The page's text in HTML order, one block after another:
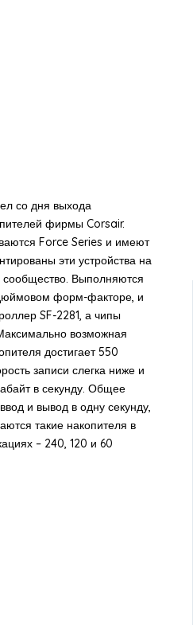
со дня выхода
фирмы Corsair.
Force Series и имеют
эти устройства на
сообщество. Выполняются
форм-факторе, и
SF-2281, а чипы
возможная
достигает 550
записи слегка ниже и
в секунду. Общее
и вывод в одну секунду,
такие накопителя в
– 240, 120 и 60